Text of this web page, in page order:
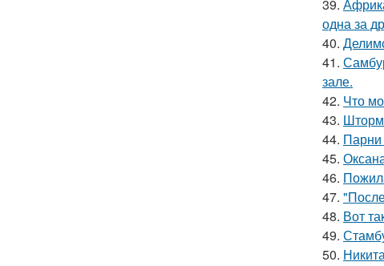
39.
одна за
40.
41.
зале.
42. Что
43. Шторм
44. Парни
45.
46.
47.
48. Вот
49.
50.